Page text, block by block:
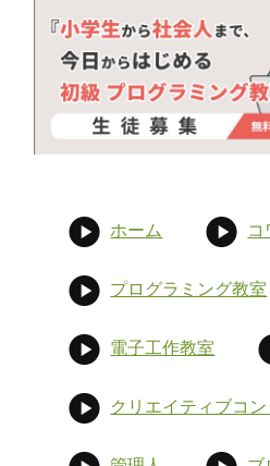
ホーム コ
プログラミング教室
電子工作教室
クリエイティブコ